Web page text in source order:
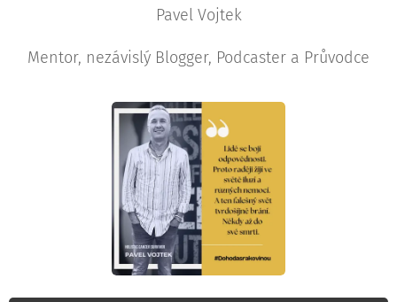
Pavel Vojtek
Mentor, nezávislý Blogger, Podcaster a Průvodce